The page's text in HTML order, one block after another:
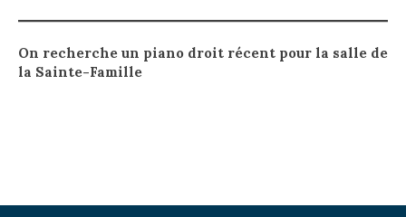
On recherche un piano droit récent pour la salle de
la Sainte-Famille